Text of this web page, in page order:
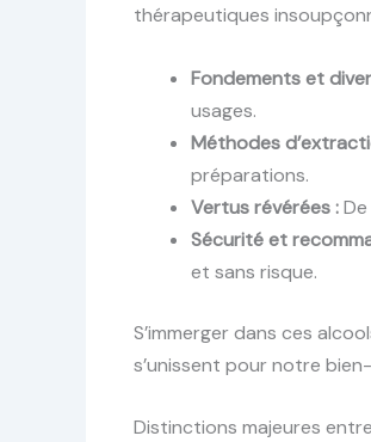
thérapeutiques
Fondements et
usages.
Méthodes
préparations.
Vertus révérées :
Sécurité et
et sans risque.
S’immerger dans ces
s’unissent pour notre
Distinctions majeures